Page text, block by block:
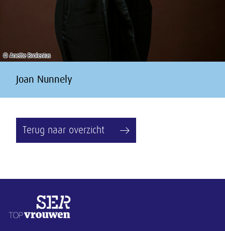
© Anette Brolenius
Joan Nunnely
Terug naar overzicht
Overige informatie